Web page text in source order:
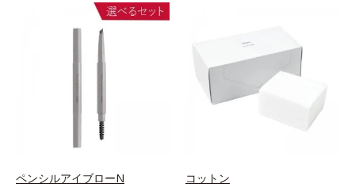
シリーズを！髪と地肌をエイジング
ケア(*1)する、オルビスの頭皮ケア
シリーズです。地肌と髪をすこやか
と、うるおったツヤ髪に導く「ブレ
美髪へ導きます。翌朝の手ぐしで納
得できる、褒められ髪をご体感くだ
こと *2 保湿成分
つ毛の間を埋めるようにぼかせば、
ぱっちりと際立つナチュラルな目元
が完成します。汗や涙、皮脂にも強
く、美しい仕上がりを長時間キー
プ。目元ケア成分(*)で目元の負担も
ペンシルアイブローN コットン